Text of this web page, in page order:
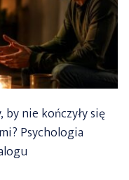
nie kończyły się
Psychologia